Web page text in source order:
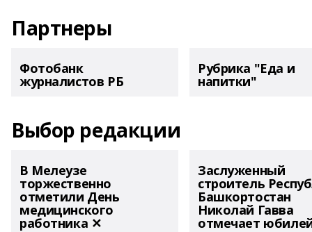
Партнеры
Фотобанк
журналистов РБ
Рубрика "Еда и
напитки"
Выбор редакции
В Мелеузе
торжественно
отметили День
медицинского
работника ✕
Заслуженный
строитель
Башкортостан
Николай Гавва
отмечает